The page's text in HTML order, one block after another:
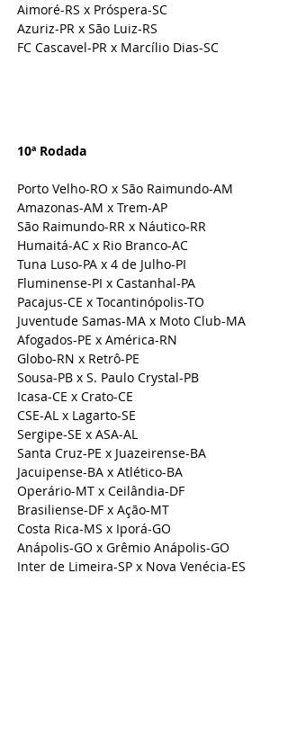
Aimoré-RS x Próspera-SC
Azuriz-PR x São Luiz-RS
FC Cascavel-PR x Marcílio Dias-SC
10ª Rodada
Porto Velho-RO x São Raimundo-AM
Amazonas-AM x Trem-AP
São Raimundo-RR x Náutico-RR
Humaitá-AC x Rio Branco-AC
Tuna Luso-PA x 4 de Julho-PI
Fluminense-PI x Castanhal-PA
Pacajus-CE x Tocantinópolis-TO
Juventude Samas-MA x Moto Club-MA
Afogados-PE x América-RN
Globo-RN x Retrô-PE
Sousa-PB x S. Paulo Crystal-PB
Icasa-CE x Crato-CE
CSE-AL x Lagarto-SE
Sergipe-SE x ASA-AL
Santa Cruz-PE x Juazeirense-BA
Jacuipense-BA x Atlético-BA
Operário-MT x Ceilândia-DF
Brasiliense-DF x Ação-MT
Costa Rica-MS x Iporá-GO
Anápolis-GO x Grêmio Anápolis-GO
Inter de Limeira-SP x Nova Venécia-ES